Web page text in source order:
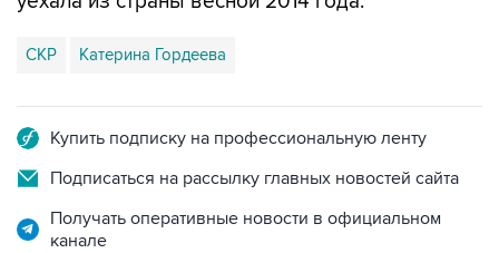
СКР Катерина Гордеева
Купить подписку на профессиональную ленту
Подписаться на рассылку главных новостей сайта
Получать оперативные новости в официальном
канале